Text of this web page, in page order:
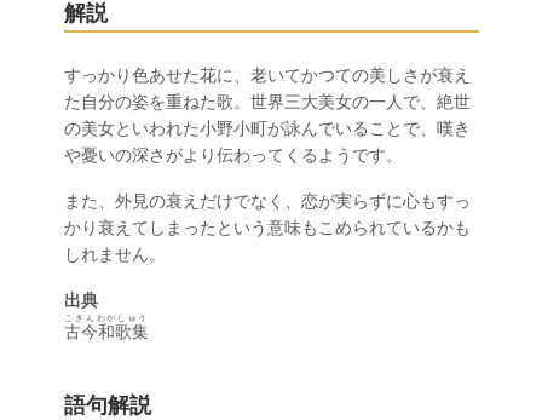
解説
すっかり色あせた花に、老いてかつての美しさが衰え
た自分の姿を重ねた歌。世界三大美女の一人で、絶世
の美女といわれた小野小町が詠んでいることで、嘆き
や憂いの深さがより伝わってくるようです。
また、外見の衰えだけでなく、恋が実らずに心もすっ
かり衰えてしまったという意味もこめられているかも
しれません。
出典
古今和歌集
こきんわかしゅう
語句解説